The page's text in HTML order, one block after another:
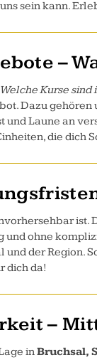
sein kann.
–
Kurse
Dazu
und Laune an
die dich
ist.
ohne
und der Region.
dich da!
–
inBruchsal,